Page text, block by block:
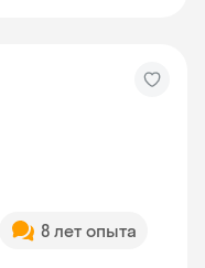
8 лет опыта